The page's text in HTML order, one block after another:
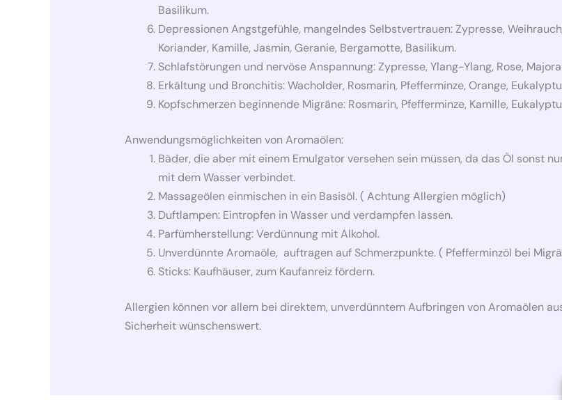
Basilikum.
Depressionen Angstgefühle, mangelndes Selbstvertrauen: Zypresse,
Koriander, Kamille, Jasmin, Geranie, Bergamotte, Basilikum.
Schlafstörungen und nervöse Anspannung: Zypresse, Ylang-Ylang, Rose,
Erkältung und Bronchitis: Wacholder, Rosmarin, Pfefferminze, Orange,
Kopfschmerzen beginnende Migräne: Rosmarin, Pfefferminze, Kamille,
Anwendungsmöglichkeiten von Aromaölen:
Bäder, die aber mit einem Emulgator versehen sein müssen, da das Öl sonst
mit dem Wasser verbindet.
Massageölen einmischen in ein Basisöl. ( Achtung Allergien möglich)
Duftlampen: Eintropfen in Wasser und verdampfen lassen.
Parfümherstellung: Verdünnung mit Alkohol.
Unverdünnte Aromaöle, auftragen auf Schmerzpunkte. ( Pfefferminzöl bei
Sticks: Kaufhäuser, zum Kaufanreiz fördern.
Allergien können vor allem bei direktem, unverdünntem Aufbringen von Aromaölen
Sicherheit wünschenswert.